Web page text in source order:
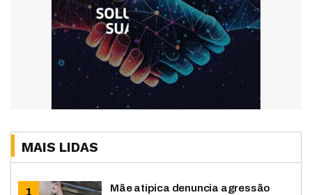
MAIS LIDAS
Mãe atípica denuncia agressão